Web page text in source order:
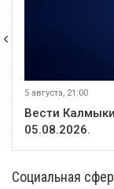
5 августа, 21:00
Вести
05.08.2026.
Социальная